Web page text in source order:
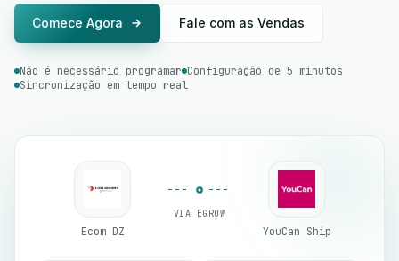
Comece Agora Fale com as Vendas
Não é necessário programar Configuração de 5 minutos
Sincronização em tempo real
Ecom DZ
VIA EGROW
YouCan Ship